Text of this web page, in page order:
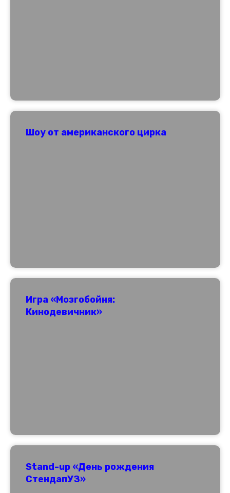
Шоу от американского цирка
Игра «Мозгобойня:
Кинодевичник»
Stand-up «День рождения
СтендапУЗ»